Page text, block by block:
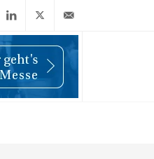
X
(Twitter)
info@wiwi-